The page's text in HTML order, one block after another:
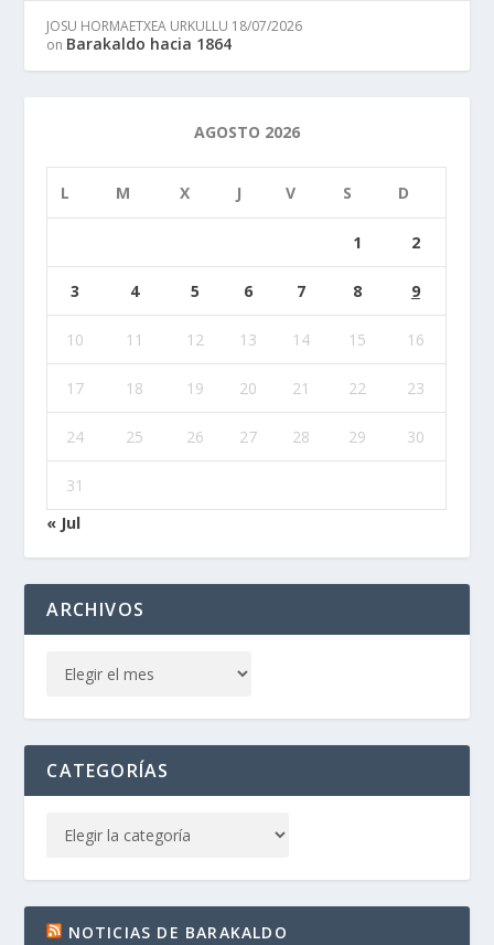
JOSU HORMAETXEA URKULLU 18/07/2026
on Barakaldo hacia 1864
AGOSTO 2026
L M X J V S D
1 2
3 4 5 6 7 8 9
10 11 12 13 14 15 16
17 18 19 20 21 22 23
24 25 26 27 28 29 30
31
« Jul
ARCHIVOS
CATEGORÍAS
NOTICIAS DE BARAKALDO